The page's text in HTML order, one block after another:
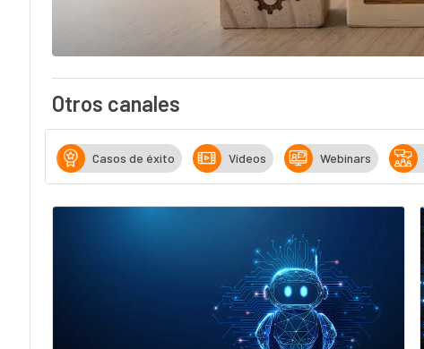
Otros canales
Casos de éxito Vídeos Webinars